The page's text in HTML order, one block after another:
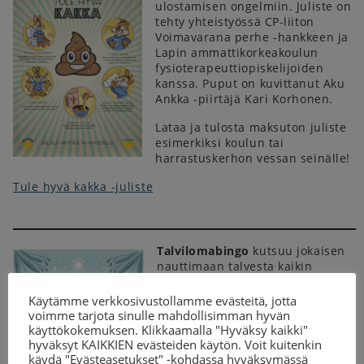
ulostamisen ongelmiin. Juliste on
tehty yhteistyössä CP-liiton
Voimavarana perhe -hankkeen ja
Lapin ammattikorkeakoulun
fysioterapeuttiopiskelijoiden
kanssa. Puput on kuvittanut Aku
Ankka -piirtäjä Kari Korhonen.
Lataa ja tulosta maksuton juliste
esimerkiksi koulun tai
harrastuskerhon vessan seinälle!
Tule hyvä kakka -juliste
Talvilomabingo kutsuu jokaisen
nauttimaan talvesta kaikin
perheen yhteiseksi loma-
aktiviteetiksi, mukaasi loma-ajan
hoitoon tai omaksi
lomapuuhaksesi.
Käytämme verkkosivustollamme evästeitä, jotta
voimme tarjota sinulle mahdollisimman hyvän
käyttökokemuksen. Klikkaamalla "Hyväksy kaikki"
hyväksyt KAIKKIEN evästeiden käytön. Voit kuitenkin
käydä "Evästeasetukset" -kohdassa hyväksymässä